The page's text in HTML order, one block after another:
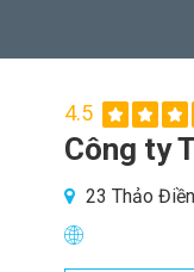
4.5
Công ty
23 Thảo